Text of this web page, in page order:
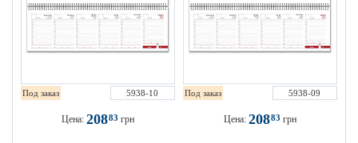
Под заказ 5938-10
Цена: 20883 грн
Под заказ 5938-09
Цена: 20883 грн